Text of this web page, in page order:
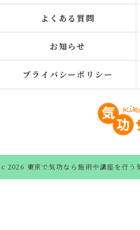
よくある質問
お知らせ
プライバシーポリシー
c 2026 東京で気功なら施術や講座を行